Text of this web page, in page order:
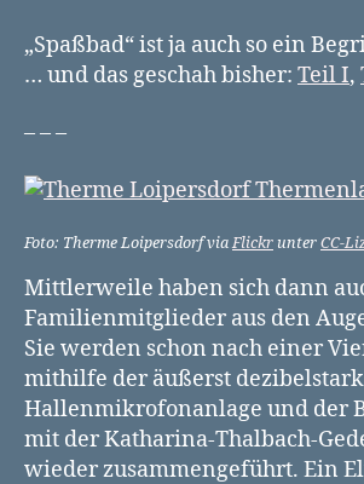
„Spaßbad“ ist ja auch so ein
… und das geschah bisher: Teil I,
– – –
Foto: Therme Loipersdorf viaFlickrunterCC-
Mittlerweile haben sich dann
Familienmitglieder aus den
Sie werden schon nach einer
mithilfe der äußerst
Hallenmikrofonanlage und der
mit der Katharina-Thalbach-
wieder zusammengeführt. Ein